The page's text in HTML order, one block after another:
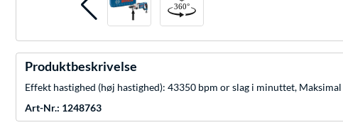
Produktbeskrivelse
Effekt hastighed (høj hastighed): 43350 bpm or slag i minuttet,
Art-Nr.: 1248763